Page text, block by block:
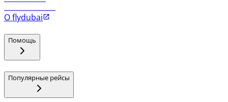
О flydubai
Помощь
Популярные рейсы